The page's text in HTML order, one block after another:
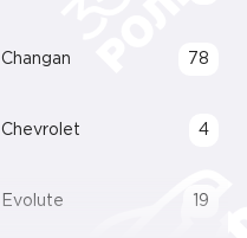
Changan 78
Chevrolet 4
Evolute 19